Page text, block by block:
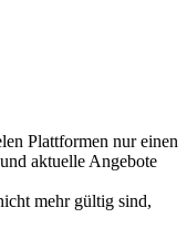
Plattformen nur einen
aktuelle Angebote
mehr gültig sind,